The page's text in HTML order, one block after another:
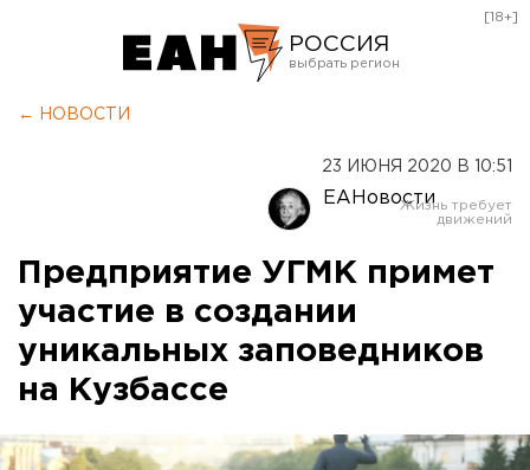
РОССИЯ
Оренбург
[18+]
← НОВОСТИ
23 ИЮНЯ 2020 В 10:51
ЕАНовости
Предприятие УГМК примет
участие в создании
уникальных заповедников
на Кузбассе